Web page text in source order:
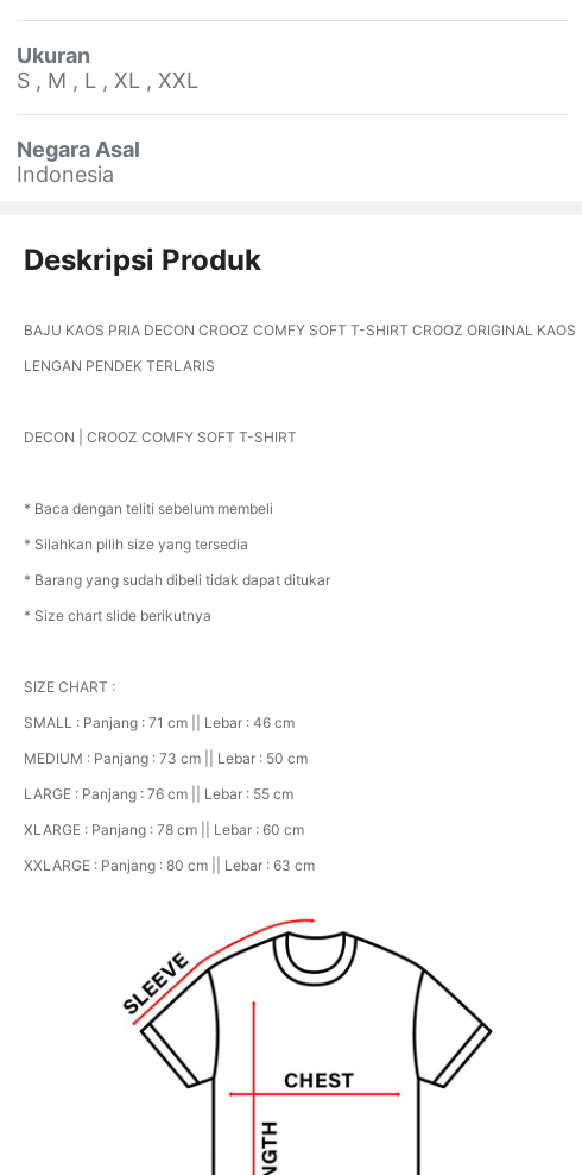
Ukuran
S , M , L , XL , XXL
Negara Asal
Indonesia
Deskripsi Produk
BAJU KAOS PRIA DECON CROOZ COMFY SOFT T-SHIRT CROOZ ORIGINAL KAOS
LENGAN PENDEK TERLARIS
DECON | CROOZ COMFY SOFT T-SHIRT
* Baca dengan teliti sebelum membeli
* Silahkan pilih size yang tersedia
* Barang yang sudah dibeli tidak dapat ditukar
* Size chart slide berikutnya
SIZE CHART :
SMALL : Panjang : 71 cm || Lebar : 46 cm
MEDIUM : Panjang : 73 cm || Lebar : 50 cm
LARGE : Panjang : 76 cm || Lebar : 55 cm
XLARGE : Panjang : 78 cm || Lebar : 60 cm
XXLARGE : Panjang : 80 cm || Lebar : 63 cm